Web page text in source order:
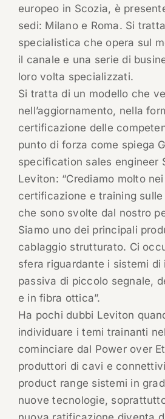
europeo in Scozia, è
sedi: Milano e Roma. Si
specialistica che opera sul
il canale e una serie di
loro volta specializzati.
Si tratta di un modello che
nell’aggiornamento, nella
certificazione delle
punto di forza come spiega
specification sales engineer
Leviton: “Crediamo molto
certificazione e training
che sono svolte dal nostro
Siamo uno dei principali
cablaggio strutturato. Ci
sfera riguardante i sistemi
passiva di piccolo segnale,
e in fibra ottica”.
Ha pochi dubbi Leviton
individuare i temi trainanti
cominciare dal Power over
produttori di cavi e
product range sistemi in
nuove tecnologie,